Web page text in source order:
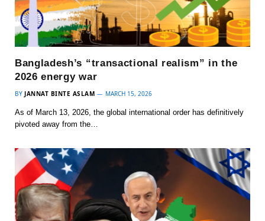
Bangladesh’s “transactional realism” in the
2026 energy war
BY JANNAT BINTE ASLAM MARCH 15, 2026
As of March 13, 2026, the global international order has definitively
pivoted away from the…